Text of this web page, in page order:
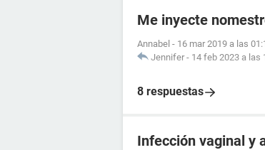
Me inyecte
Annabel - 16 mar 2019 a las
Jennifer - 14 feb 2023 a las
8 respuestas
Infección vaginal y